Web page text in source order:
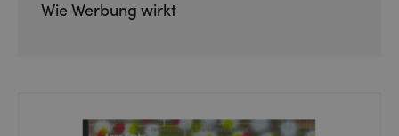
Wie Werbung wirkt